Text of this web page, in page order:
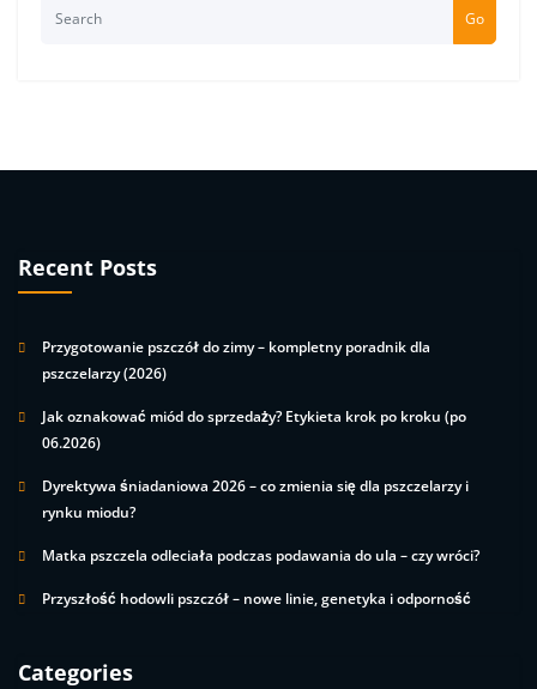
Go
Recent Posts
Przygotowanie pszczół do zimy – kompletny poradnik dla
pszczelarzy (2026)
Jak oznakować miód do sprzedaży? Etykieta krok po kroku (po
06.2026)
Dyrektywa śniadaniowa 2026 – co zmienia się dla pszczelarzy i
rynku miodu?
Matka pszczela odleciała podczas podawania do ula – czy wróci?
Przyszłość hodowli pszczół – nowe linie, genetyka i odporność
Categories